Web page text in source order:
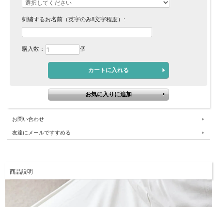
刺繍するお名前（英字のみ8文字程度）:
購入数： 個
お問い合わせ
友達にメールですすめる
商品説明